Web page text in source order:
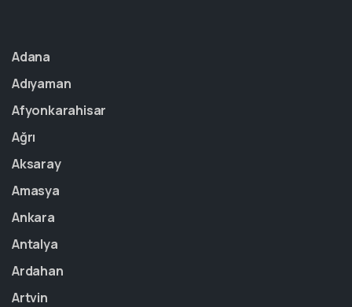
Adana
Adıyaman
Afyonkarahisar
Ağrı
Aksaray
Amasya
Ankara
Antalya
Ardahan
Artvin